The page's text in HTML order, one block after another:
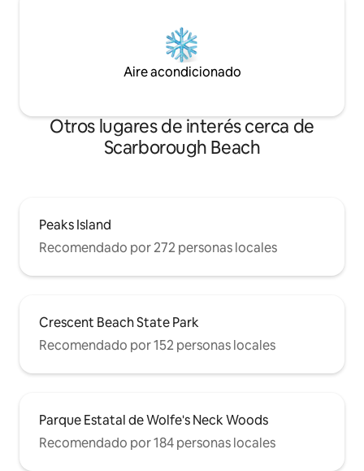
Aire acondicionado
Otros lugares de interés cerca de
Scarborough Beach
Peaks Island
Recomendado por 272 personas locales
Crescent Beach State Park
Recomendado por 152 personas locales
Parque Estatal de Wolfe's Neck Woods
Recomendado por 184 personas locales